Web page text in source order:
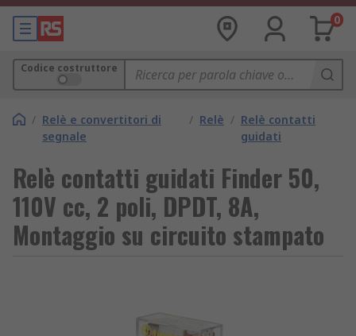
0
Codice costruttore
/ Relè e convertitori di
segnale
/ Relè / Relè contatti
guidati
Relè contatti guidati Finder 50,
110V cc, 2 poli, DPDT, 8A,
Montaggio su circuito stampato